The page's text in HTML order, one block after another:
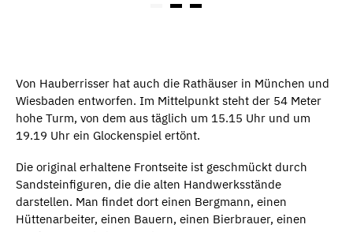
Von Hauberrisser hat auch die Rathäuser in München und
Wiesbaden entworfen. Im Mittelpunkt steht der 54 Meter
hohe Turm, von dem aus täglich um 15.15 Uhr und um
19.19 Uhr ein Glockenspiel ertönt.
Die original erhaltene Frontseite ist geschmückt durch
Sandsteinfiguren, die die alten Handwerksstände
darstellen. Man findet dort einen Bergmann, einen
Hüttenarbeiter, einen Bauern, einen Bierbrauer, einen